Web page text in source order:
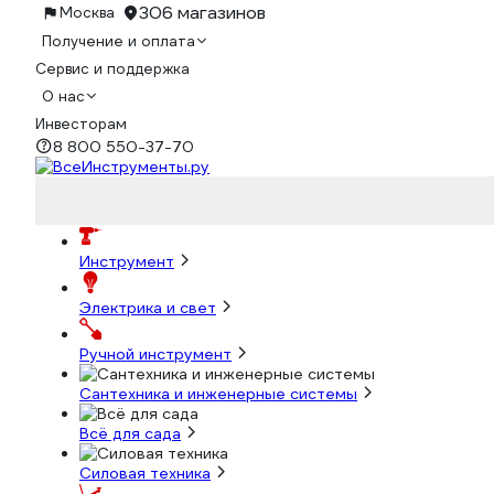
Москва 306 магазинов
Получение и оплата
Сервис и поддержка
О нас
Инвесторам
8 800 550-37-70
Инструмент
Электрика и свет
Ручной инструмент
Сантехника и инженерные системы
Всё для сада
Силовая техника